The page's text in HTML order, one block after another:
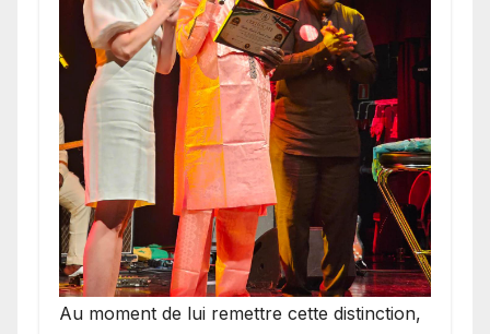
​Au moment de lui remettre cette distinction,